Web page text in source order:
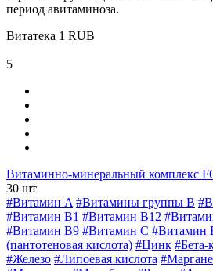
период авитаминоза.
Витатека 1 RUB
5
Витаминно-минеральный комплекс
30 шт
#Витамин A #Витамины группы В
#Витамин B1 #Витамин B12
#Витамин B9 #Витамин C #Витамин
(пантотеновая кислота) #Цинк #Бета-
#Железо #Липоевая кислота